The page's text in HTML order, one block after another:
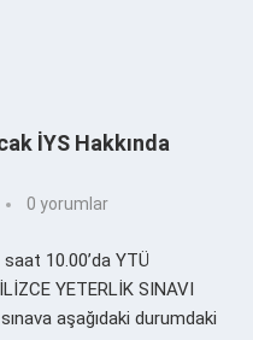
İYS Hakkında
0 yorumlar
10.00’da YTÜ
YETERLİK SINAVI
aşağıdaki durumdaki